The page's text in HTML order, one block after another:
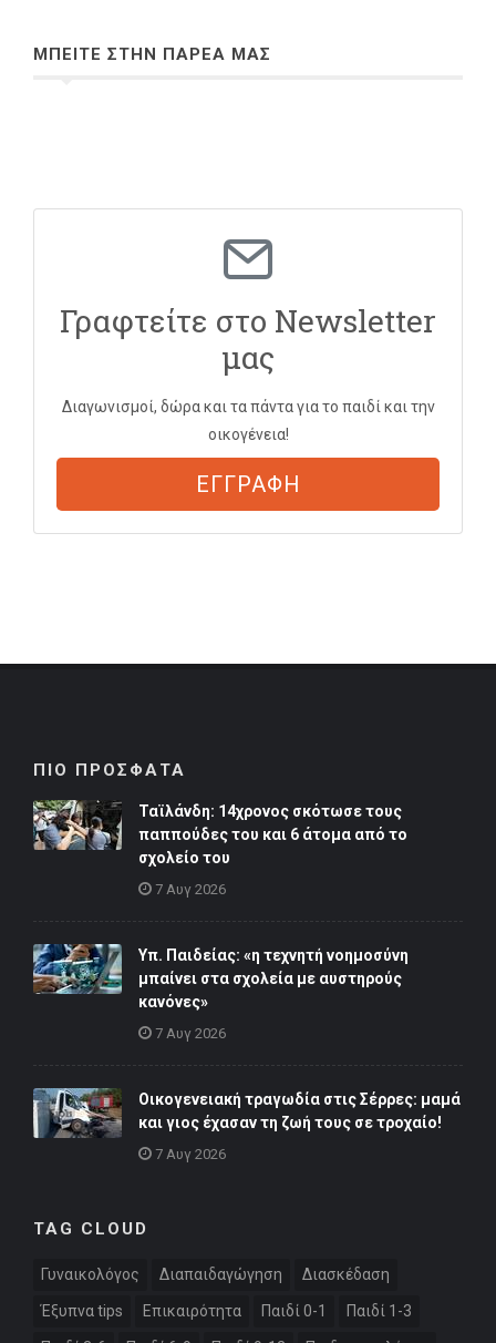
ΜΠΕΙΤΕ ΣΤΗΝ ΠΑΡΕΑ ΜΑΣ
Γραφτείτε στο Newsletter
μας
Διαγωνισμοί, δώρα και τα πάντα για το παιδί και την
οικογένεια!
ΕΓΓΡΑΦΗ
ΠΙΟ ΠΡΟΣΦΑΤΑ
Ταϊλάνδη: 14χρονος σκότωσε τους
παππούδες του και 6 άτομα από το
σχολείο του
7 Αυγ 2026
Υπ. Παιδείας: «η τεχνητή νοημοσύνη
μπαίνει στα σχολεία με αυστηρούς
κανόνες»
7 Αυγ 2026
Οικογενειακή τραγωδία στις Σέρρες: μαμά
και γιος έχασαν τη ζωή τους σε τροχαίο!
7 Αυγ 2026
TAG CLOUD
Γυναικολόγος Διαπαιδαγώγηση Διασκέδαση
Έξυπνα tips Επικαιρότητα Παιδί 0-1 Παιδί 1-3